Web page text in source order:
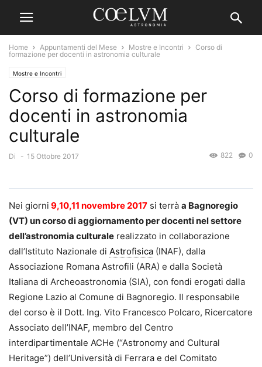
Home Appuntamenti del Mese Mostre e Incontri
Corso di
formazione per docenti in astronomia culturale
Mostre e Incontri
Corso di formazione per
docenti in astronomia
culturale
Di - 15 Ottobre 2017 0
822
Nei giorni 9,10,11 novembre 2017 si terrà a Bagnoregio
(VT) un corso di aggiornamento per docenti nel settore
dell’astronomia culturale realizzato in collaborazione
dall’Istituto Nazionale di Astrofisica (INAF), dalla
Associazione Romana Astrofili (ARA) e dalla Società
Italiana di Archeoastronomia (SIA), con fondi erogati dalla
Regione Lazio al Comune di Bagnoregio. Il responsabile
del corso è il Dott. Ing. Vito Francesco Polcaro, Ricercatore
Associato dell’INAF, membro del Centro
interdipartimentale ACHe (“Astronomy and Cultural
Heritage”) dell’Università di Ferrara e del Comitato